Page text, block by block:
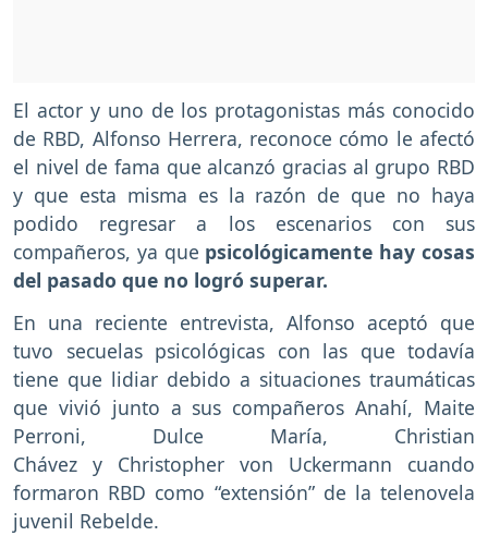
El actor y uno de los protagonistas más conocido
de RBD, Alfonso Herrera, reconoce cómo le afectó
el nivel de fama que alcanzó gracias al grupo RBD
y que esta misma es la razón de que no haya
podido regresar a los escenarios con sus
compañeros, ya que psicológicamente hay cosas
del pasado que no logró superar.
En una reciente entrevista, Alfonso aceptó que
tuvo secuelas psicológicas con las que todavía
tiene que lidiar debido a situaciones traumáticas
que vivió junto a sus compañeros Anahí, Maite
Perroni, Dulce María, Christian
Chávez y Christopher von Uckermann cuando
formaron RBD como “extensión” de la telenovela
juvenil Rebelde.